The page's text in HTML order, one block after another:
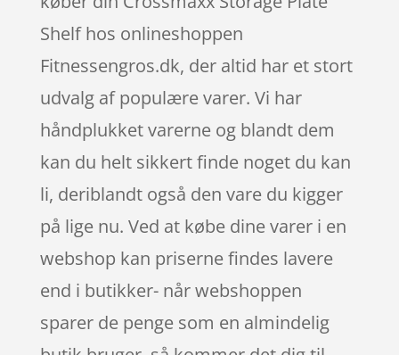
Shelf hos onlineshoppen
Fitnessengros.dk, der altid har et stort
udvalg af populære varer. Vi har
håndplukket varerne og blandt dem
kan du helt sikkert finde noget du kan
li, deriblandt også den vare du kigger
på lige nu. Ved at købe dine varer i en
webshop kan priserne findes lavere
end i butikker- når webshoppen
sparer de penge som en almindelig